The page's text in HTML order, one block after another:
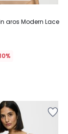
aros Modern Lace